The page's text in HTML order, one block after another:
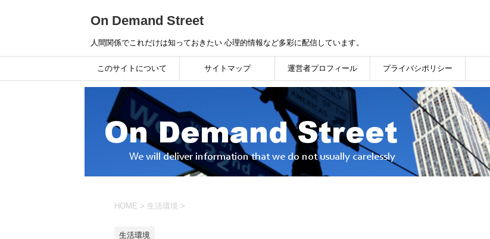
On Demand Street
人間関係でこれだけは知っておきたい 心理的情報など多彩に配信しています。
このサイトについて サイトマップ 運営者プロフィール プライバシポリシー
HOME > 生活環境 >
生活環境